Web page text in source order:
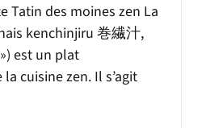
Tatin des moines zen La
kenchinjiru 巻繊汁,
est un plat
cuisine zen. Il s’agit